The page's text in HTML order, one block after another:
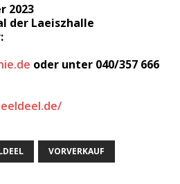
2023
der Laeiszhalle
oder unter 040/357 666
VORVERKAUF